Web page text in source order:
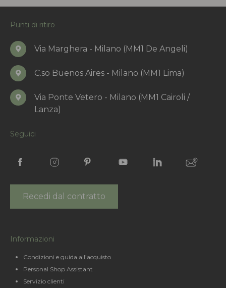
Punti di ritiro
Via Marghera - Milano (MM1 De Angeli)
C.so Buenos Aires - Milano (MM1 Lima)
Via Ponte Vetero - Milano (MM1 Cairoli /
Lanza)
Seguici
Recedi dal contratto
Informazioni
Condizioni e guida all’acquisto
Personal Shop Assistant
Servizio clienti